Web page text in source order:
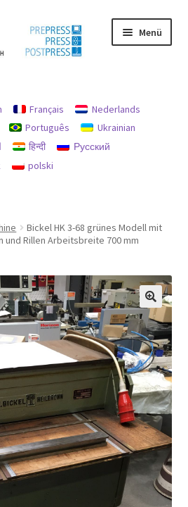
Menü
Français
Nederlands
Português
Ukrainian
हिन्दी
Русский
polski
Bickel HK 3-68 grünes Modell mit
Rillen Arbeitsbreite 700 mm